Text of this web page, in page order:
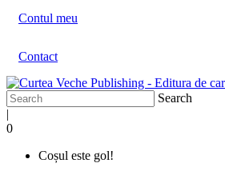
Contul meu
Contact
Search
|
0
Coșul este gol!